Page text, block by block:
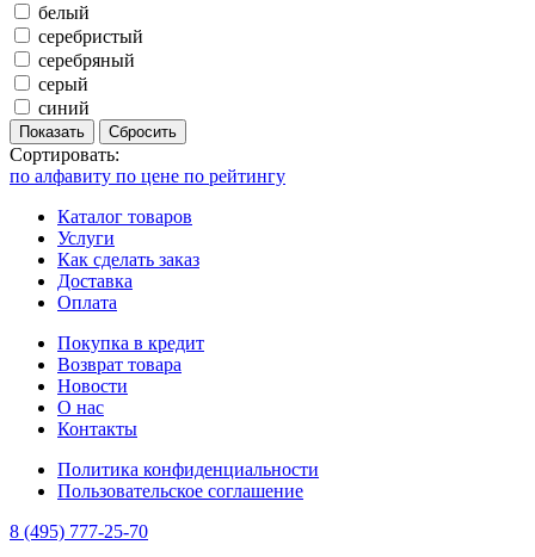
белый
серебристый
серебряный
серый
синий
Показать Сбросить
Сортировать:
по алфавиту по цене по рейтингу
Каталог товаров
Услуги
Как сделать заказ
Доставка
Оплата
Покупка в кредит
Возврат товара
Новости
О нас
Контакты
Политика конфиденциальности
Пользовательское соглашение
8 (495) 777-25-70